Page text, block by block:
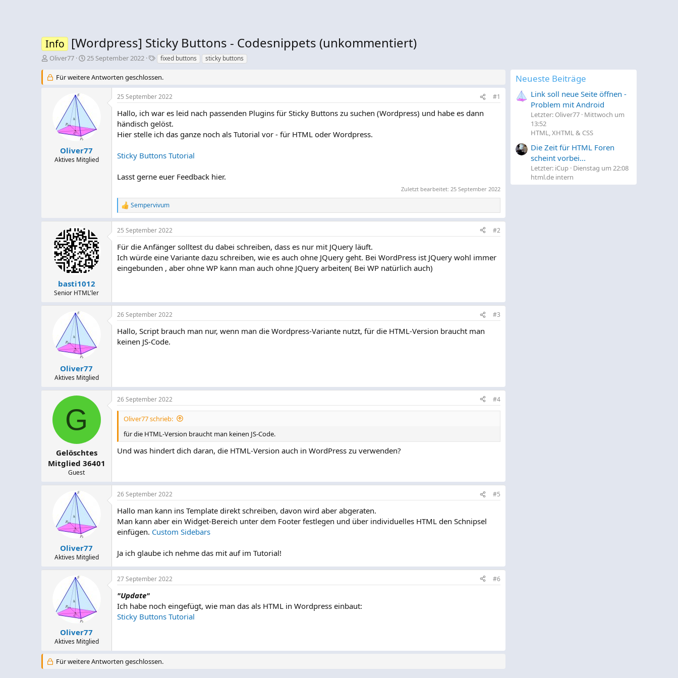
Info [Wordpress] Sticky Buttons - Codesnippets (unkommentiert)
E
s
Oliver77
E
s
l
a
25 September 2022
S
c
h
a
g
w
o
t
fixed buttons sticky buttons
Für weitere Antworten geschlossen.
Oliver77
Aktives Mitglied
25 September 2022 #1
Hallo, ich war es leid nach passenden Plugins für Sticky Buttons zu suchen (Wordpress) und habe es dann
händisch gelöst.
Hier stelle ich das ganze noch als Tutorial vor - für HTML oder Wordpress.
Sticky Buttons Tutorial
Lasst gerne euer Feedback hier.
Zuletzt bearbeitet: 25 September 2022
R
e
a
k
i
o
n
e
Sempervivum
basti1012
Senior HTML'ler
25 September 2022 #2
Für die Anfänger solltest du dabei schreiben, dass es nur mit JQuery läuft.
Ich würde eine Variante dazu schreiben, wie es auch ohne JQuery geht. Bei WordPress ist JQuery wohl immer
eingebunden , aber ohne WP kann man auch ohne JQuery arbeiten( Bei WP natürlich auch)
Oliver77
Aktives Mitglied
26 September 2022 #3
Hallo, Script brauch man nur, wenn man die Wordpress-Variante nutzt, für die HTML-Version braucht man
keinen JS-Code.
G
Gelöschtes
Mitglied 36401
Guest
26 September 2022 #4
Oliver77 schrieb:
für die HTML-Version braucht man keinen JS-Code.
Und was hindert dich daran, die HTML-Version auch in WordPress zu verwenden?
Oliver77
Aktives Mitglied
26 September 2022 #5
Hallo man kann ins Template direkt schreiben, davon wird aber abgeraten.
Man kann aber ein Widget-Bereich unter dem Footer festlegen und über individuelles HTML den Schnipsel
einfügen. Custom Sidebars
Ja ich glaube ich nehme das mit auf im Tutorial!
Oliver77
Aktives Mitglied
27 September 2022 #6
"Update"
Ich habe noch eingefügt, wie man das als HTML in Wordpress einbaut:
Sticky Buttons Tutorial
Für weitere Antworten geschlossen.
Neueste Beiträge
Link soll neue Seite öffnen -
Problem mit Android
Letzter: Oliver77 Mittwoch um
13:52
HTML, XHTML & CSS
Die Zeit für HTML Foren
scheint vorbei...
Letzter: iCup Dienstag um 22:08
html.de intern